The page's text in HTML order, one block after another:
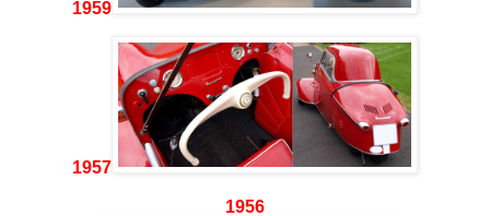
1959
1957
1956